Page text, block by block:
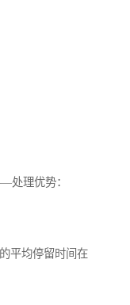
处理优势：
平均停留时间在